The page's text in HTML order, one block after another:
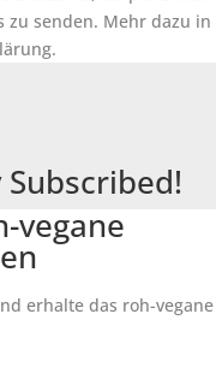
zu senden. Mehr dazu in
vegane
erhalte das roh-vegane